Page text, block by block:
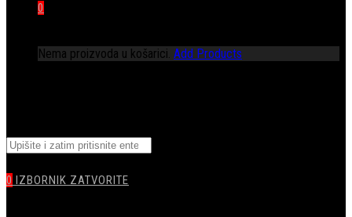
0
Nema proizvoda u košarici. Add Products
WEBSITE
Pretražite
ovu
web
stranicu
0 IZBORNIK ZATVORITE